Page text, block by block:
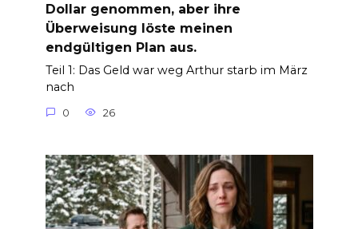
Dollar genommen, aber ihre
Überweisung löste meinen
endgültigen Plan aus.
Teil 1: Das Geld war weg Arthur starb im März
nach
0 26